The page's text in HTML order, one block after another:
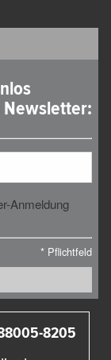
Anmeldung
* Pflichtfeld
8205